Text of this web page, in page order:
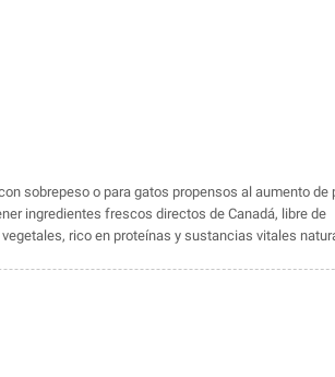
sobrepeso o para gatos propensos al aumento de
ingredientes frescos directos de Canadá, libre de
rico en proteínas y sustancias vitales